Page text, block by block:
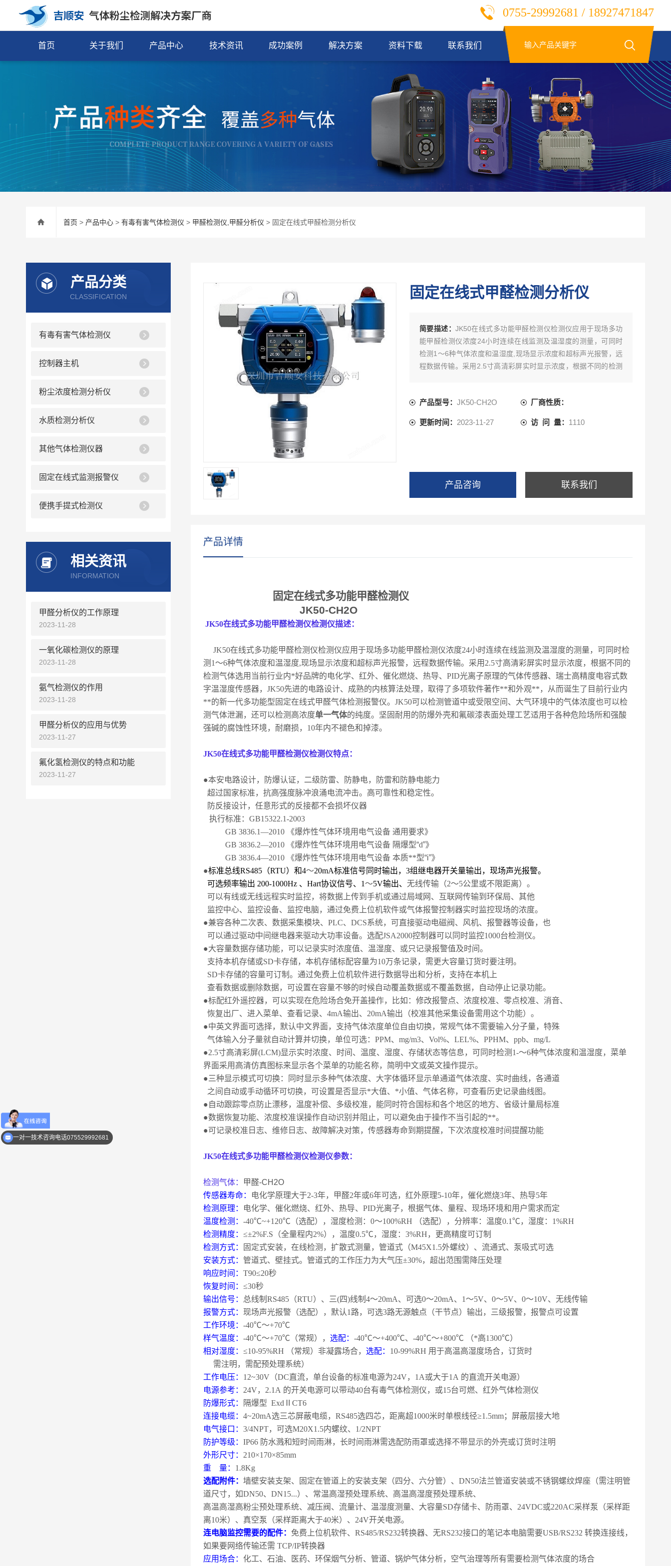
0755-29992681 / 18927471847
首页 关于我们 产品中心 技术资讯 成功案例 解决方案 资料下载 联系我们
首页 > 产品中心 > 有毒有害气体检测仪 > 甲醛检测仪,甲醛分析仪 > 固定在线式甲醛检测分析仪
固定在线式甲醛检测分析仪
简要描述： JK50在线式多功能甲醛检测仪检测仪应用于现场多功
能甲醛检测仪浓度24小时连续在线监测及温湿度的测量，可同时
检测1～6种气体浓度和温湿度,现场显示浓度和超标声光报警，远
程数据传输。采用2.5寸高清彩屏实时显示浓度，根据不同的检测
器，JK50先进的电路设计、成熟的内核算法处理，取得了多项软
定在线式甲醛气体检测报警仪。JK50可以检测管道中或受限空
褪色和掉漆。
产品型号： JK50-CH2O 厂商性质：
更新时间： 2023-11-27 访 问 量： 1110
产品咨询 联系我们
产品详情
固定在线式多功能甲醛检测仪
JK50-CH2O
JK50在线式多功能甲醛检测仪检测仪描述：
JK50在线式多功能甲醛检测仪检测仪应用于现场多功能甲醛检测仪浓度24小时连续在线监测及温湿度的测量，可同时检
测 1 ～6种气体浓度和温湿度,现场显示浓度和超标声光报警，远程数据传输。采用 2.5寸高清彩屏实时显示浓度，根据不同的
检测气体选用当前行业内*好品牌的电化学、红外、催化燃烧、热导、 PID光离子原理的气体传感器、瑞士高精度电容式数
字温湿度传感器， JK50先进的电路设计、成熟的内核算法处理，取得了多项软件著作**和外观**，从而诞生了目前行业内
**的新一代多功能型固定在线式甲醛气体检测报警仪。 JK50可以检测管道中或受限空间、大气环境中的气体浓度也可以检
测气体泄漏，还可以检测高浓度单一气体的纯度。坚固耐用的防爆外壳和氟碳漆表面处理工艺适用于各种危险场所和强酸
强碱的腐蚀性环境，耐磨损， 10年内不褪色和掉漆。
JK50在线式多功能甲醛检测仪检测仪特点：
●本安电路设计，防爆认证，二级防雷、防静电，防雷和防静电能力
超过国家标准，抗高强度脉冲浪涌电流冲击。高可靠性和稳定性。
防反接设计，任意形式的反接都不会损坏仪器
执行标准： GB15322.1-2003
GB 3836.1—2010 《爆炸性气体环境用电气设备 通用要求》
GB 3836.2—2010 《爆炸性气体环境用电气设备 隔爆型“d”》
GB 3836.4—2010 《爆炸性气体环境用电气设备 本质**型“i”》
●标准总线RS485 （RTU）和4～20mA标准信号同时输出， 3组继电器开关量输出，现场声光报警。
可选频率输出 200-1000Hz 、 Hart协议信号、 1 ～5V输出、 无线传输（2～5公里或不限距离）。
可以有线或无线远程实时监控，将数据上传到手机或通过局域网、互联网传输到环保局、其他
监控中心、监控设备、监控电脑，通过免费上位机软件或气体报警控制器实时监控现场的浓度。
●兼容各种二次表、数据采集模块、 PLC、 DCS系统，可直接驱动电磁阀、风机、报警器等设备，也
可以通过驱动中间继电器来驱动大功率设备。选配JSA2000控制器可以同时监控1000台检测仪。
●大容量数据存储功能，可以记录实时浓度值、温湿度、或只记录报警值及时间。
支持本机存储或SD卡存储，本机存储标配容量为10万条记录，需更大容量订货时要注明。
SD卡存储的容量可订制。通过免费上位机软件进行数据导出和分析，支持在本机上
查看数据或删除数据，可设置在容量不够的时候自动覆盖数据或不覆盖数据，自动停止记录功能。
●标配红外遥控器，可以实现在危险场合免开盖操作，比如：修改报警点、浓度校准、零点校准、消音、
恢复出厂、进入菜单、查看记录、 4mA输出、 20mA输出（校准其他采集设备需用这个功能）。
●中英文界面可选择，默认中文界面，支持气体浓度单位自由切换，常规气体不需要输入分子量，特殊
气体输入分子量就自动计算并切换，单位可选： PPM、 mg/m3、 Vol%、 LEL%、 PPHM、 ppb、 mg/L
●2.5寸高清彩屏(LCM)显示实时浓度、时间、温度、湿度、存储状态等信息，可同时检测 1-～6种气体浓度和温湿度，菜单
界面采用高清仿真图标来显示各个菜单的功能名称，简明中文或英文操作提示。
●三种显示模式可切换：同时显示多种气体浓度、大字体循环显示单通道气体浓度、实时曲线，各通道
之间自动或手动循环可切换，可设置是否显示*大值、*小值、气体名称，可查看历史记录曲线图。
●自动跟踪零点防止漂移，温度补偿、多级校准，能同时符合国标和各个地区的地方、省级计量局标准
●数据恢复功能、浓度校准误操作自动识别并阻止，可以避免由于操作不当引起的**。
●可记录校准日志、维修日志、故障解决对策，传感器寿命到期提醒，下次浓度校准时间提醒功能
JK50在线式多功能甲醛检测仪检测仪参数：
检测气体： 甲醛-CH2O
传感器寿命：
电化学原理大于2-3年，甲醛2年或6年可选，红外原理5-10年，催化燃烧3年、热导5年
检测原理：
电化学、催化燃烧、红外、热导、PID光离子，根据气体、量程、现场环境和用户需求而定
温度检测： -40℃~+120℃（选配），湿度检测： 0～100%RH （选配），分辨率：温度0.1℃，湿度： 1%RH
检测精度： ≤±2%F.S （全量程内2%），温度0.5℃，湿度： 3%RH ，更高精度可订制
检测方式：
固定式安装，在线检测，扩散式测量，管道式（M45X1.5外螺纹）、流通式、泵吸式可选
安装方式： 管道式、壁挂式。管道式的工作压力为大气压±30%，超出范围需降压处理
响应时间： T90≤20秒
恢复时间： ≤30秒
输出信号： 总线制 RS485 （RTU）、三(四)线制 4～20mA、可选0～20mA、 1 ～5V、 0～5V、 0～10V、无线传输
报警方式： 现场声光报警（选配），默认1 路，可选3路无源触点（干节点）输出，三级报警，报警点可设置
工作环境： -40℃～+70℃
样气温度： -40℃～+70℃（常规）， 选配： -40℃～+400℃、 -40℃～+800℃ （*高1300℃）
相对湿度： ≤10-95%RH （常规）非凝露场合， 选配： 10-99%RH 用于高温高湿度场合，订货时
需注明，需配预处理系统）
工作电压： 12~30V （DC直流，单台设备的标准电源为24V， 1A或大于1A 的直流开关电源）
电源参考： 24V， 2.1A 的开关电源可以带动40台有毒气体检测仪，或15台可燃、红外气体检测仪
防爆形式：
隔爆型 Exd
CT6
连接电缆： 4~20mA选三芯屏蔽电缆， RS485选四芯，距离超1000米时单根线径≥1.5mm；屏蔽层接大地
电气接口： 3/4NPT，可选M20X1.5内螺纹、 1/2NPT
防护等级： IP66 防水溅和短时间雨淋，长时间雨淋需选配防雨罩或选择不带显示的外壳或订货时注明
外形尺寸： 210×170×85mm
重
量： 1.8Kg
选配附件： 墙壁安装支架、固定在管道上的安装支架（四分、六分管）、 DN50法兰管道安装或不锈钢螺纹焊座（需注明管
道尺寸，如DN50、 DN15...）、常温高湿预处理系统、高温高湿度预处理系统、
高温高湿高粉尘预处理系统、减压阀、流量计、温湿度测量、大容量SD存储卡、防雨罩、 24VDC或220AC采样泵（采样距
离10米）、真空泵（采样距离大于40米）、 24V开关电源。
连电脑监控需要的配件： 免费上位机软件、 RS485/RS232转换器、无RS232接口的笔记本电脑需要USB/RS232 转换连接线，
如果要网络传输还需 TCP/IP转换器
应用场合： 化工、石油、医药、环保烟气分析、管道、锅炉气体分析，空气治理等所有需要检测气体浓度的场合
产品分类
CLASSIFICATION
有毒有害气体检测仪
控制器主机
粉尘浓度检测分析仪
水质检测分析仪
其他气体检测仪器
固定在线式监测报警仪
便携手提式检测仪
相关资讯
INFORMATION
甲醛分析仪的工作原理
2023-11-28
一氧化碳检测仪的原理
2023-11-28
氨气检测仪的作用
2023-11-28
甲醛分析仪的应用与优势
2023-11-27
氟化氢检测仪的特点和功能
2023-11-27
一对一技术咨询电话075529992681
优惠活动介绍